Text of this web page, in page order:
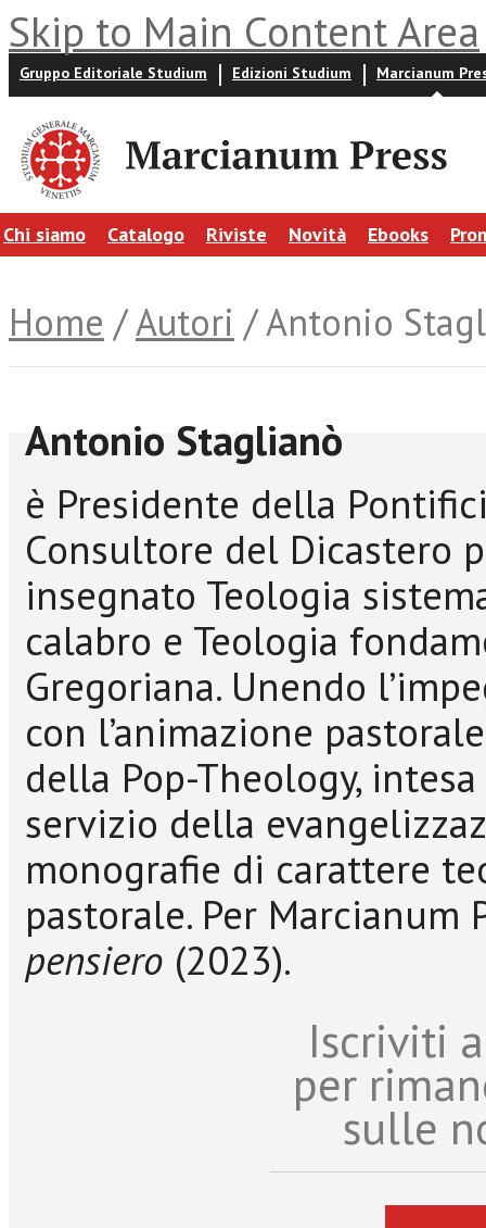
Skip to Main Content Area
Gruppo Editoriale Studium Edizioni Studium Marcianum
Chi siamo Catalogo Riviste Novità Ebooks
Home /Autori / Antonio
Antonio Staglianò
è Presidente della
Consultore del Dicastero
insegnato Teologia
calabro e Teologia
Gregoriana. Unendo
con l’animazione
della Pop-Theology,
servizio della
monografie di carattere
pastorale. Per
pensiero (2023).
Iscriviti
per
sulle